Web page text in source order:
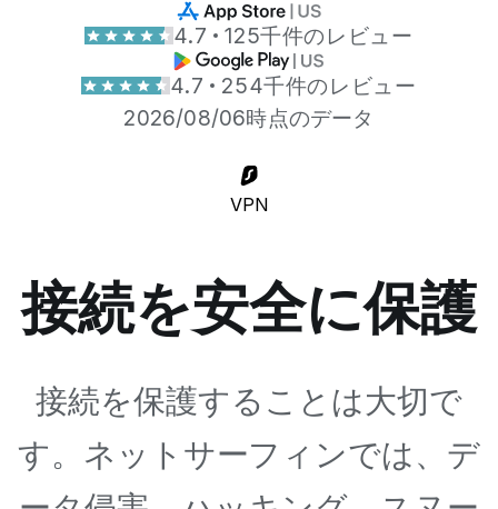
4.7
125千件のレビュー
4.7
254千件のレビュー
2026/08/06時点のデータ
VPN
接続を安全に保護
接続を保護することは大切で
す。ネットサーフィンでは、デ